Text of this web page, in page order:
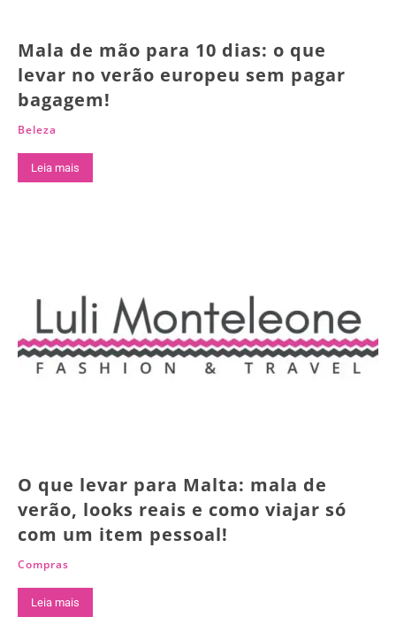
Mala de mão para 10 dias: o que
levar no verão europeu sem pagar
bagagem!
Beleza
Leia mais
O que levar para Malta: mala de
verão, looks reais e como viajar só
com um item pessoal!
Compras
Leia mais